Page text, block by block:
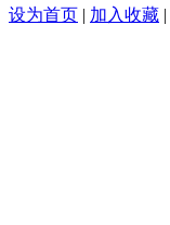
设为首页 | 加入收藏 |